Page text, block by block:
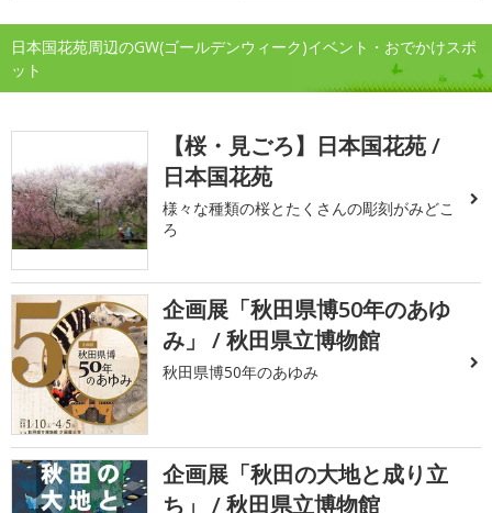
日本国花苑周辺のGW(ゴールデンウィーク)イベント・おでかけスポ
ット
【桜・見ごろ】日本国花苑 /
日本国花苑
様々な種類の桜とたくさんの彫刻がみどこ
ろ
企画展「秋田県博50年のあゆ
み」 / 秋田県立博物館
秋田県博50年のあゆみ
企画展「秋田の大地と成り立
ち」 / 秋田県立博物館